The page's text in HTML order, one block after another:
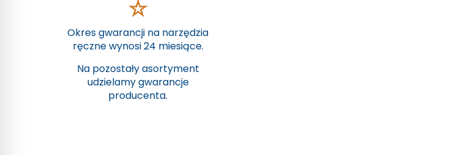
Okres gwarancji na narzędzia
ręczne wynosi 24 miesiące.
Na pozostały asortyment
udzielamy gwarancje
producenta.